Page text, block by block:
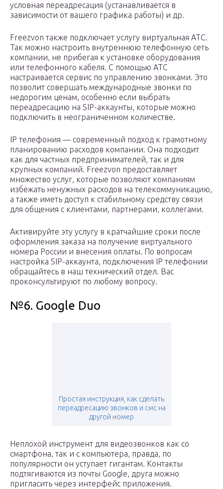
условная переадресация (устанавливается в
зависимости от вашего графика работы) и др.
Freezvon также подключает услугу виртуальная АТС.
Так можно настроить внутреннюю телефонную сеть
компании, не прибегая к установке оборудования
или телефонного кабеля. С помощью АТС
настраивается сервис по управлению звонками. Это
позволит совершать международные звонки по
недорогим ценам, особенно если выбрать
переадресацию на SIP-аккаунты, которые можно
подключить в неограниченном количестве.
IP телефония — современный подход к грамотному
планированию расходов компании. Она подходит
как для частных предпринимателей, так и для
крупных компаний. Freezvon предоставляет
множество услуг, которые позволяют компаниям
избежать ненужных расходов на телекоммуникацию,
а также иметь доступ к стабильному средству связи
для общения с клиентами, партнерами, коллегами.
Активируйте эту услугу в кратчайшие сроки после
оформления заказа на получение виртуального
номера России и внесения оплаты. По вопросам
настройка SIP-аккаунта, подключения IP телефонии
обращайтесь в наш технический отдел. Вас
проконсультируют по любому вопросу.
№6. Google Duo
Простая инструкция, как сделать
переадресацию звонков и смс на
другой номер
Неплохой инструмент для видеозвонков как со
смартфона, так и с компьютера, правда, по
популярности он уступает гигантам. Контакты
подтягиваются из почты Google, друга можно
пригласить через интерфейс приложения.